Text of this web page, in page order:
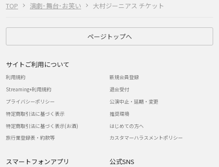
TOP 演劇･舞台･お笑い 大村ジーニアス チケット
ページトップへ
サイトご利用について
利用規約
Streaming+利用規約
プライバシーポリシー
特定商取引法に基づく表示
特定商取引法に基づく表示(お酒)
旅行業登録表・約款等
新規会員登録
退会受付
公演中止・延期・変更
推奨環境
はじめての方へ
カスタマーハラスメントポリシー
スマートフォンアプリ 公式SNS